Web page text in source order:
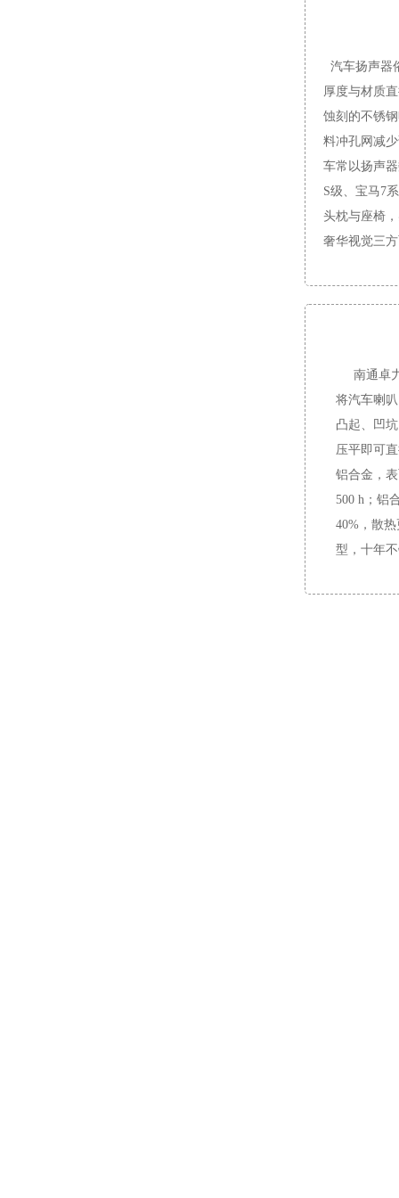
汽车扬声器
厚度与材质
蚀刻的不锈
料冲孔网减
车常以扬声
S级、宝马7
头枕与座椅
奢华视觉三
南通卓
将汽车喇
凸起、凹
压平即可
铝合金，
500 h；铝
40%，散
型，十年